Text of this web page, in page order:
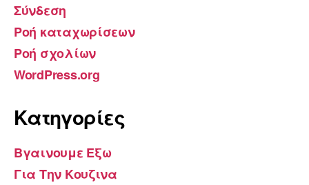
Σύνδεση
Ροή καταχωρίσεων
Ροή σχολίων
WordPress.org
Kατηγορίες
Βγαινουμε Εξω
Για Την Κουζινα